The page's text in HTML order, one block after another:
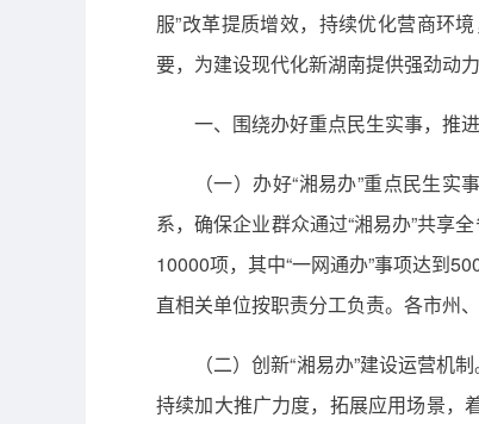
服”改革提质增效，持续优化营商环
要，为建设现代化新湖南提供强劲动力
一、围绕办好重点民生实事，推
（一）办好“湘易办”重点民生
系，确保企业群众通过“湘易办”共享
10000项，其中“一网通办”事项达到
直相关单位按职责分工负责。各市州
（二）创新“湘易办”建设运营
持续加大推广力度，拓展应用场景，